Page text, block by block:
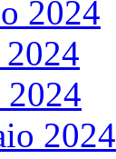
2024
2024